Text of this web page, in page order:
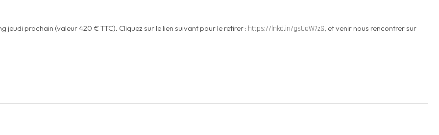
prochain (valeur 420 € TTC). Cliquez sur le lien suivant pour le retirer : https://lnkd.in/gsUeW7zS, et venir nous rencontrer sur